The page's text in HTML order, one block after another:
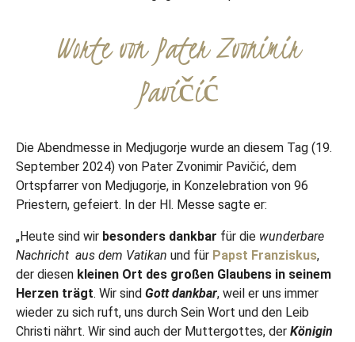
Worte von Pater Zvonimir
Pavičić
Die Abendmesse in Medjugorje wurde an diesem Tag (19.
September 2024) von Pater Zvonimir Pavičić, dem
Ortspfarrer von Medjugorje, in Konzelebration von 96
Priestern, gefeiert. In der Hl. Messe sagte er:
„Heute sind wir besonders dankbar für die wunderbare
Nachricht aus dem Vatikan und für Papst Franziskus,
der diesen kleinen Ort des großen Glaubens in seinem
Herzen trägt. Wir sind Gott dankbar, weil er uns immer
wieder zu sich ruft, uns durch Sein Wort und den Leib
Christi nährt. Wir sind auch der Muttergottes, der Königin